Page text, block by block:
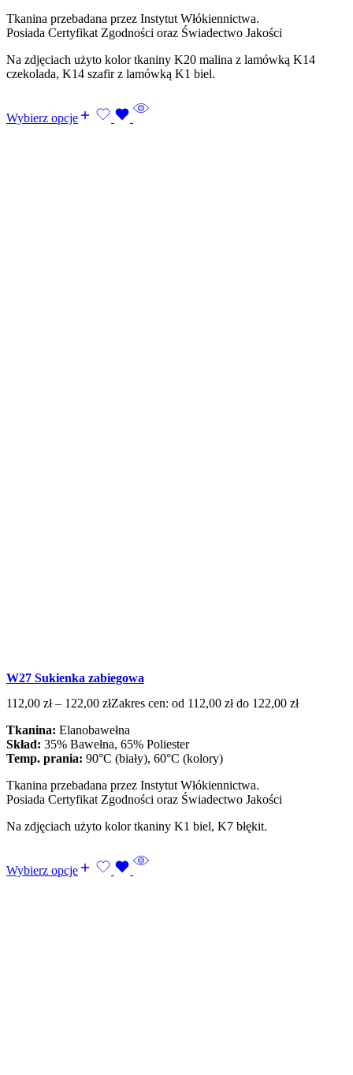
Tkanina przebadana przez Instytut Włókiennictwa.
Posiada Certyfikat Zgodności oraz Świadectwo Jakości
Na zdjęciach użyto kolor tkaniny K20 malina z lamówką K14
czekolada, K14 szafir z lamówką K1 biel.
Wybierz opcje
W27 Sukienka zabiegowa
112,00 zł – 122,00 złZakres cen: od 112,00 zł do 122,00 zł
Tkanina: Elanobawełna
Skład: 35% Bawełna, 65% Poliester
Temp. prania: 90°C (biały), 60°C (kolory)
Tkanina przebadana przez Instytut Włókiennictwa.
Posiada Certyfikat Zgodności oraz Świadectwo Jakości
Na zdjęciach użyto kolor tkaniny K1 biel, K7 błękit.
Wybierz opcje